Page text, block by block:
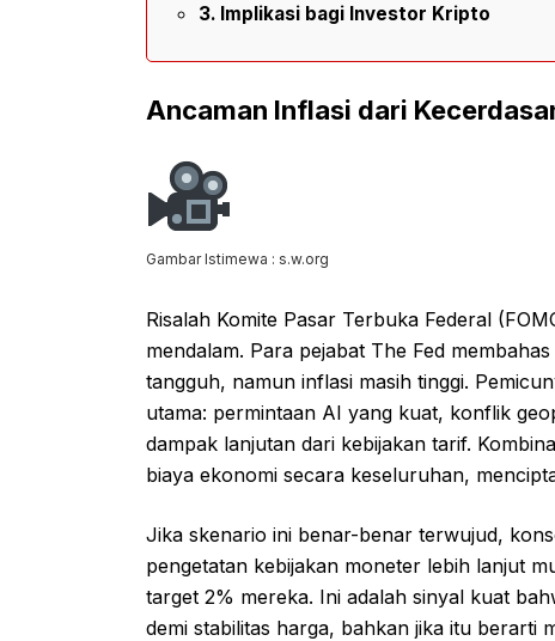
Implikasi bagi Investor Kripto
Ancaman Inflasi dari
Gambar Istimewa : s.w.org
Risalah Komite Pasar Terbuka Federal
mendalam. Para pejabat The Fed
tangguh, namun inflasi masih tinggi.
utama: permintaan AI yang kuat, konflik
dampak lanjutan dari kebijakan tarif.
biaya ekonomi secara keseluruhan,
Jika skenario ini benar-benar terwujud,
pengetatan kebijakan moneter lebih lanjut
target 2% mereka. Ini adalah sinyal kuat
demi stabilitas harga, bahkan jika itu berarti